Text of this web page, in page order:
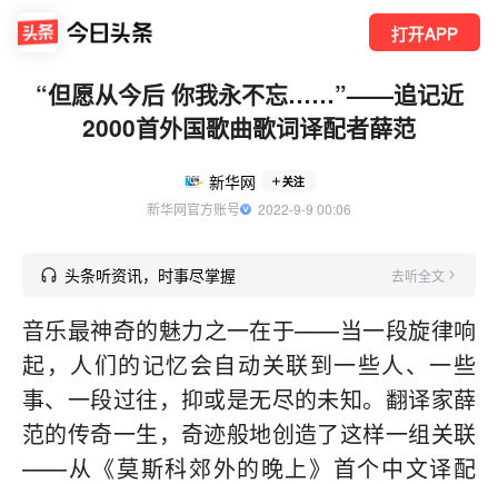
打开APP
“但愿从今后 你我永不忘……”——追记近
2000首外国歌曲歌词译配者薛范
新华网 关注
新华网官方账号
  2022-9-9 00:06
头条听资讯，时事尽掌握 去听全文
音乐最神奇的魅力之一在于——当一段旋律响
起，人们的记忆会自动关联到一些人、一些
事、一段过往，抑或是无尽的未知。翻译家薛
范的传奇一生，奇迹般地创造了这样一组关联
——从《莫斯科郊外的晚上》首个中文译配